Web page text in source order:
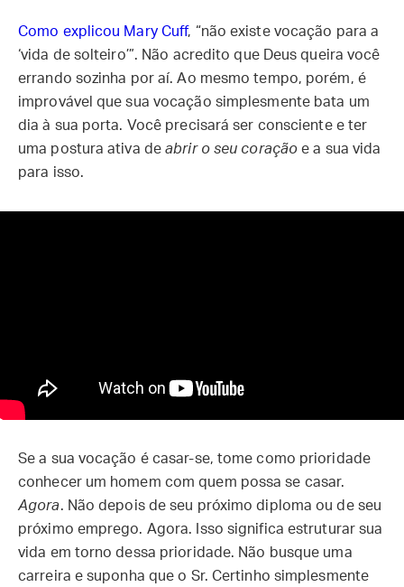
Como explicou Mary Cuff, “não existe vocação para a
‘vida de solteiro’”. Não acredito que Deus queira você
errando sozinha por aí. Ao mesmo tempo, porém, é
improvável que sua vocação simplesmente bata um
dia à sua porta. Você precisará ser consciente e ter
uma postura ativa deabrir o seu coração e a sua vida
para isso.
Se a sua vocação é casar-se, tome como prioridade
conhecer um homem com quem possa se casar.
Agora. Não depois de seu próximo diploma ou de seu
próximo emprego. Agora. Isso significa estruturar sua
vida em torno dessa prioridade. Não busque uma
carreira e suponha que o Sr. Certinho simplesmente